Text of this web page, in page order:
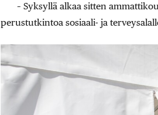
– Syksyllä alkaa sitten
perustutkintoa sosiaali- ja